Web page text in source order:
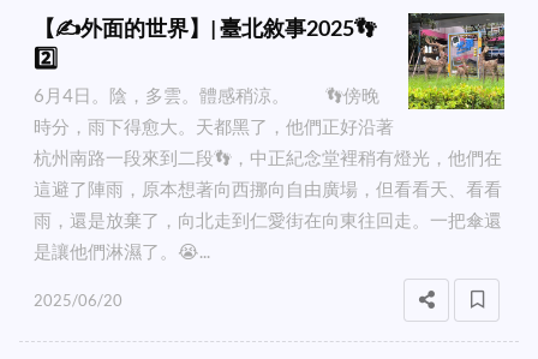
【✍️外面的世界】| 臺北敘事2025👣
2️⃣
6月4日。陰，多雲。體感稍涼。 👣傍晚
時分，雨下得愈大。天都黑了，他們正好沿著
杭州南路一段來到二段👣，中正紀念堂裡稍有燈光，他們在
這避了陣雨，原本想著向西挪向自由廣場，但看看天、看看
雨，還是放棄了，向北走到仁愛街在向東往回走。一把傘還
是讓他們淋濕了。😭...
2025/06/20